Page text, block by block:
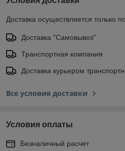
Доставка осуществляется только
Доставка "Самовывоз"
Транспортная компания
Доставка курьером
Все условия доставки
Условия оплаты
Безналичный расчет